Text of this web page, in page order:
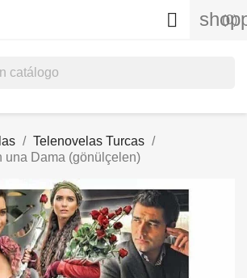
(0)

Telenovelas Turcas
una Dama (gönülçelen)